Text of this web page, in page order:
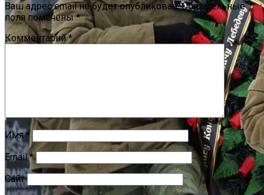
Ваш адрес email не будет опубликован. Обязательные
поля помечены*
Комментарий*
Имя*
Email*
Сайт